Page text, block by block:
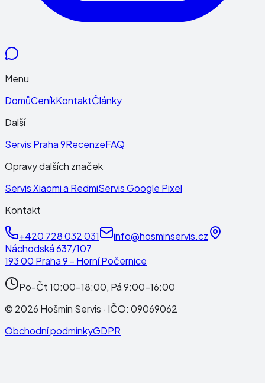
Menu
DomůCeníkKontaktČlánky
Další
Servis Praha 9RecenzeFAQ
Opravy dalších značek
Servis Xiaomi a RedmiServis Google Pixel
Kontakt
+420 728 032 031
info@hosminservis.cz
Náchodská 637/107
193 00 Praha 9 - Horní Počernice
Po-Čt 10:00-18:00, Pá 9:00-16:00
© 2026 Hošmin Servis · IČO: 09069062
Obchodní podmínkyGDPR